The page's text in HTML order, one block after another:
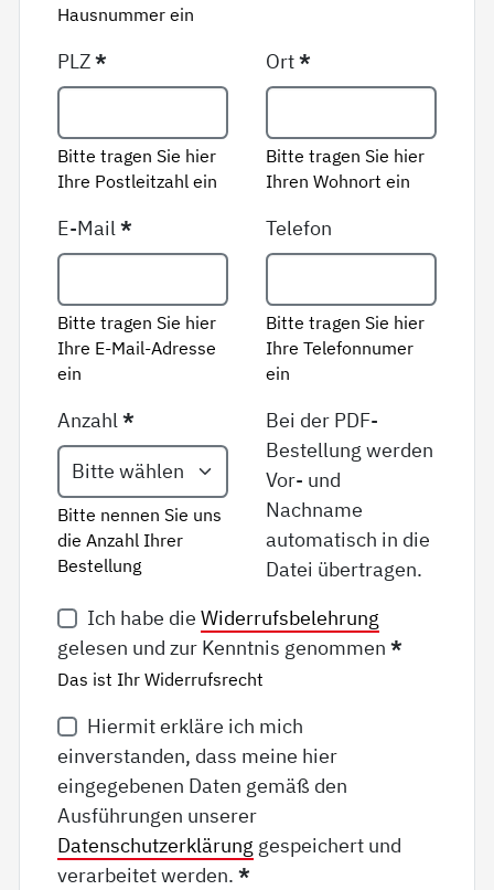
Hausnummer ein
PLZ*
Bitte tragen Sie hier
Ihre Postleitzahl ein
Ort*
Bitte tragen Sie hier
Ihren Wohnort ein
E-Mail*
Bitte tragen Sie hier
Ihre E-Mail-Adresse
ein
Telefon
Bitte tragen Sie hier
Ihre Telefonnumer
ein
Anzahl*
Bitte nennen Sie uns
die Anzahl Ihrer
Bestellung
Bei der PDF-
Bestellung werden
Vor- und
Nachname
automatisch in die
Datei übertragen.
Ich habe die Widerrufsbelehrung
gelesen und zur Kenntnis genommen*
Das ist Ihr Widerrufsrecht
Hiermit erkläre ich mich
einverstanden, dass meine hier
eingegebenen Daten gemäß den
Ausführungen unserer
Datenschutzerklärung gespeichert und
verarbeitet werden.*